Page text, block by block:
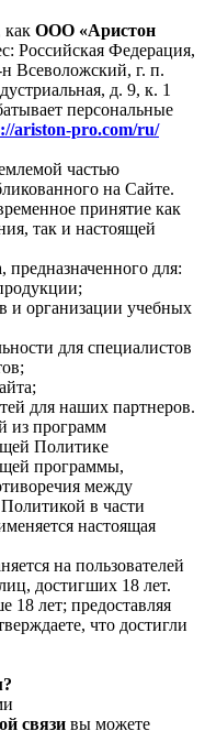
как ООО «Аристон
Российская Федерация,
Всеволожский, г. п.
д. 9, к. 1
персональные
ariston-pro.com/ru/
частью
на Сайте.
принятие как
так и настоящей
для:
и организации учебных
для специалистов
для наших партнеров.
из программ
Политике
программы,
между
в части
настоящая
на пользователей
достигших 18 лет.
18 лет; предоставляя
что достигли
связи вы можете